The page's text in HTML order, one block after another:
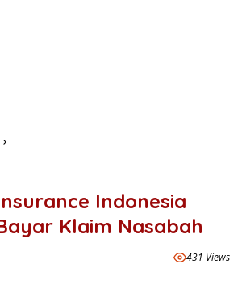
Indonesia
Klaim Nasabah
431 Views